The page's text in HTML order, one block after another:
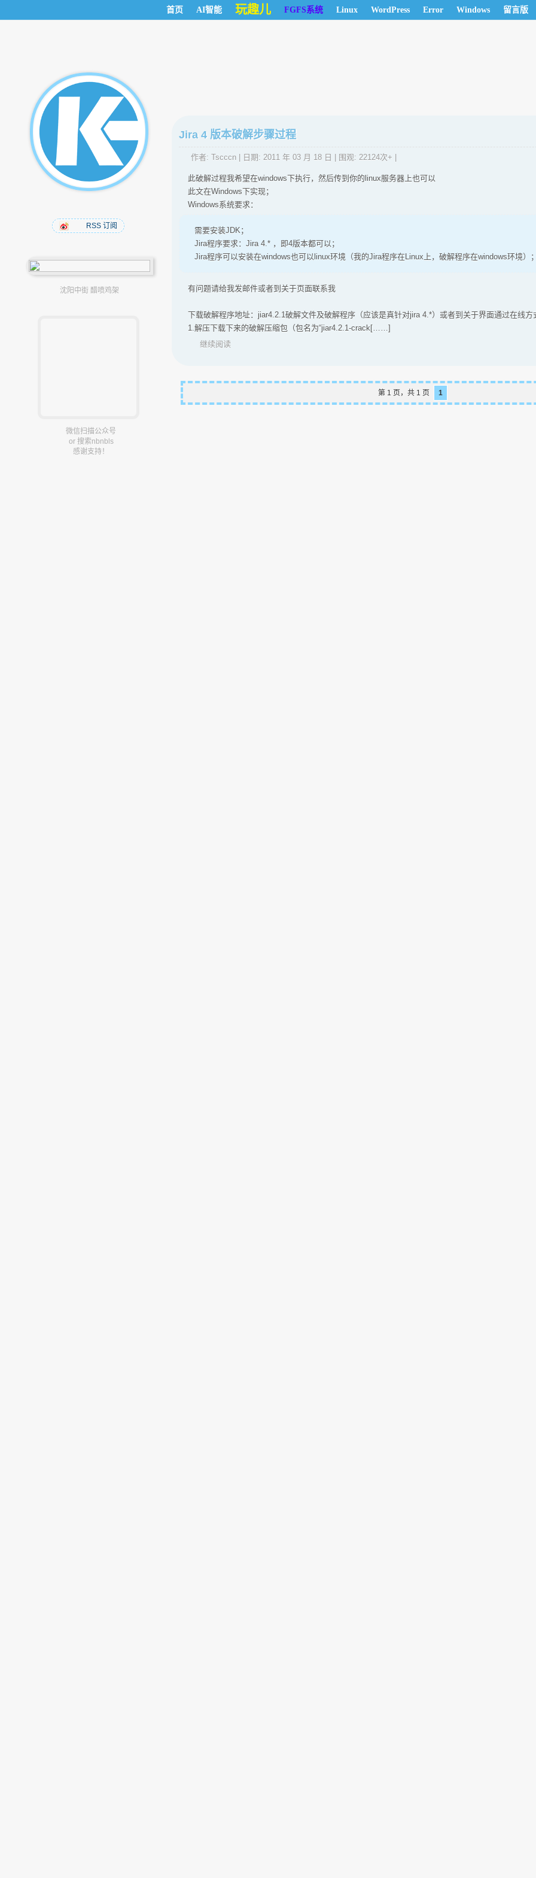
首页 AI智能 玩趣儿 FGFS系统 Linux WordPress Error Windows 留言版
RSS 订阅
沈阳中街 醋喷鸡架
微信扫描公众号
or 搜索nbnbls
感谢支持！
Jira 4 版本破解步骤过程
作者: Tscccn| 日期: 2011 年 03 月 18 日 | 围观: 22124次+ |
此破解过程我希望在windows下执行，然后传到你的linux服务器上也可以
此文在Windows下实现；
Windows系统要求：
需要安装JDK；
Jira程序要求：Jira 4.* ，即4版本都可以；
Jira程序可以安装在windows也可以linux环境（我的Jira程序在Linux上，破解程序在windows环境）
有问题请给我发邮件或者到关于页面联系我
下载破解程序地址：jiar4.2.1破解文件及破解程序（应该是真针对jira 4.*）或者到关于界面通过在线
1.解压下载下来的破解压缩包（包名为“jiar4.2.1-crack[……]
继续阅读
第 1 页，共 1 页 1